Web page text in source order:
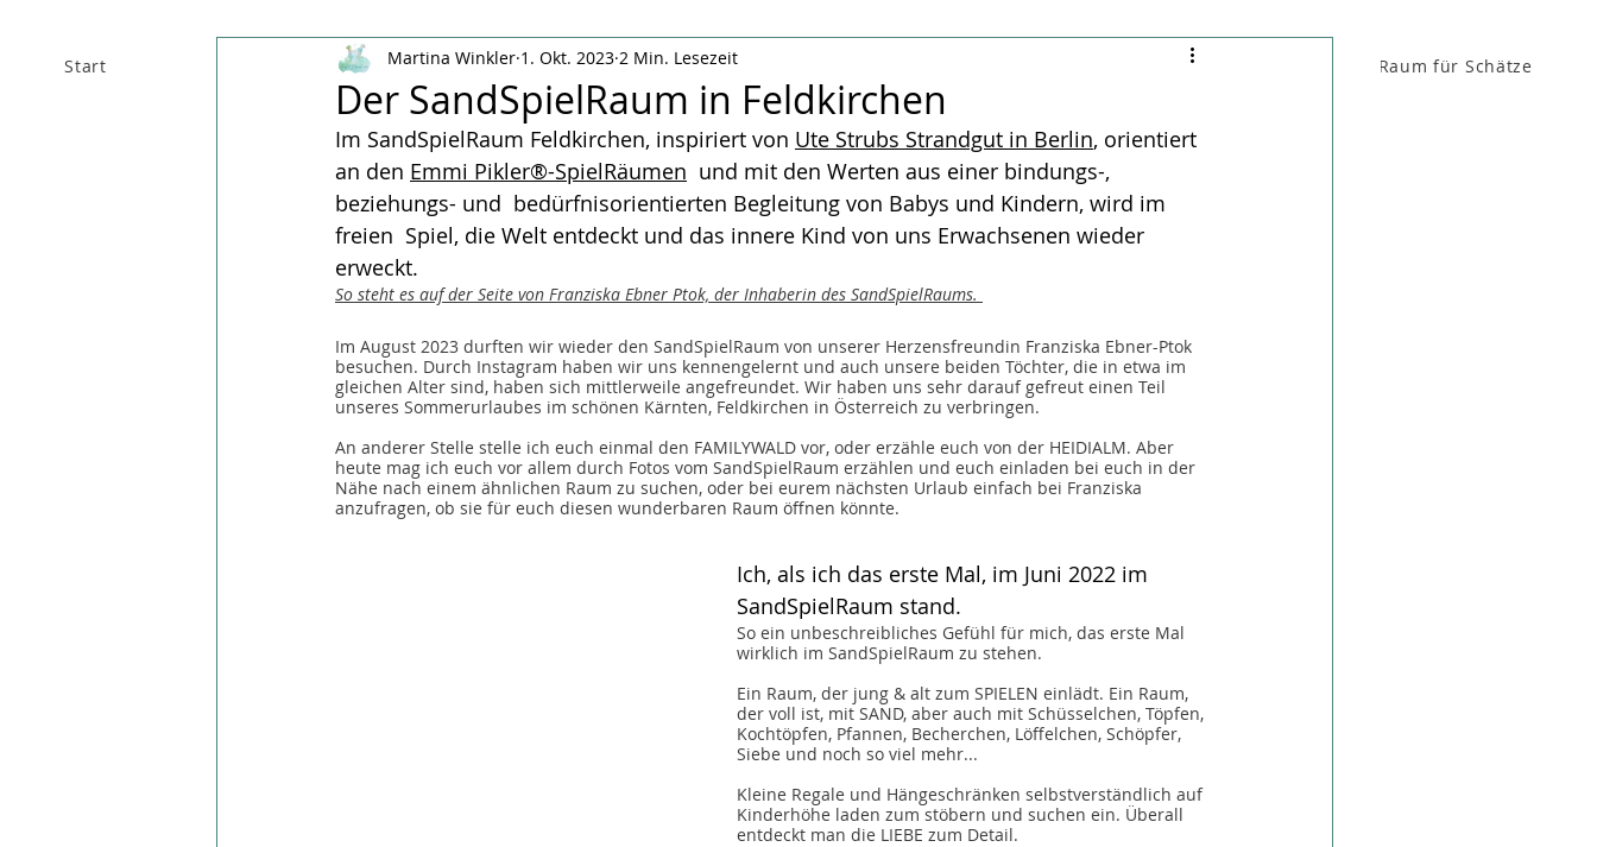
Start Raum für Beratung Raum für FenKid Raum für Schätze
Der SandSpielRaum in Feldkirchen
Martina Winkler 1. Okt. 2023 2 Min. Lesezeit
Im SandSpielRaum Feldkirchen, inspiriert von Ute Strubs Strandgut in Berlin, orientiert
an den Emmi Pikler®-SpielRäumen
  und mit den Werten aus einer bindungs-,
beziehungs- und  bedürfnisorientierten Begleitung von Babys und Kindern, wird im
freien  Spiel, die Welt entdeckt und das innere Kind von uns Erwachsenen wieder
erweckt.
So steht es auf der Seite von Franziska Ebner Ptok, der Inhaberin des SandSpielRaums.
Im August 2023 durften wir wieder den SandSpielRaum von unserer Herzensfreundin Franziska Ebner-Ptok
besuchen. Durch Instagram haben wir uns kennengelernt und auch unsere beiden Töchter, die in etwa im
gleichen Alter sind, haben sich mittlerweile angefreundet. Wir haben uns sehr darauf gefreut einen Teil
unseres Sommerurlaubes im schönen Kärnten, Feldkirchen in Österreich zu verbringen.
An anderer Stelle stelle ich euch einmal den FAMILYWALD vor, oder erzähle euch von der HEIDIALM. Aber
heute mag ich euch vor allem durch Fotos vom SandSpielRaum erzählen und euch einladen bei euch in der
Nähe nach einem ähnlichen Raum zu suchen, oder bei eurem nächsten Urlaub einfach bei Franziska
anzufragen, ob sie für euch diesen wunderbaren Raum öffnen könnte.
Ich, als ich das erste Mal, im Juni 2022 im
SandSpielRaum stand.
So ein unbeschreibliches Gefühl für mich, das erste Mal
wirklich im SandSpielRaum zu stehen.
Ein Raum, der jung & alt zum SPIELEN einlädt. Ein Raum,
der voll ist, mit SAND, aber auch mit Schüsselchen, Töpfen,
Kochtöpfen, Pfannen, Becherchen, Löffelchen, Schöpfer,
Siebe und noch so viel mehr...
Kleine Regale und Hängeschränken selbstverständlich auf
Kinderhöhe laden zum stöbern und suchen ein. Überall
entdeckt man die LIEBE zum Detail.